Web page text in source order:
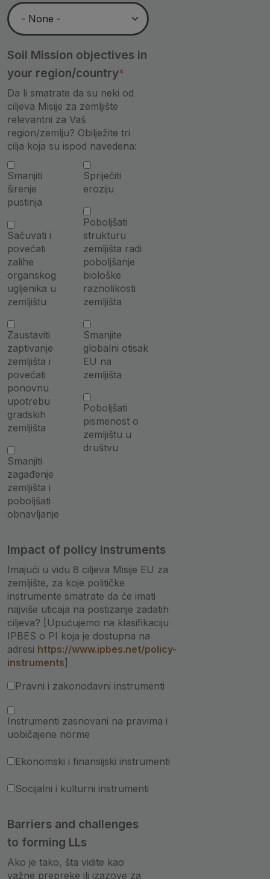
Soil Mission objectives in
your region/country
Da li smatrate da su neki od
ciljeva Misije za zemljište
relevantni za Vaš
region/zemlju? Obilježite tri
cilja koja su ispod navedena:
Smanjiti
širenje
pustinja
Sačuvati i
povećati
zalihe
organskog
ugljenika u
zemljištu
Zaustaviti
zaptivanje
zemljišta i
povećati
ponovnu
upotrebu
gradskih
zemljišta
Smanjiti
zagađenje
zemljišta i
poboljšati
obnavljanje
Spriječiti
eroziju
Poboljšati
strukturu
zemljišta radi
poboljšanje
biološke
raznolikosti
zemljišta
Smanjite
globalni otisak
EU na
zemljišta
Poboljšati
pismenost o
zemljištu u
društvu
Impact of policy instruments
Imajući u vidu 8 ciljeva Misije EU za
zemljište, za koje političke
instrumente smatrate da će imati
najviše uticaja na postizanje zadatih
ciljeva? [Upućujemo na klasifikaciju
IPBES o PI koja je dostupna na
adresi https://www.ipbes.net/policy-
instruments]
Pravni i zakonodavni instrumenti
Instrumenti zasnovani na pravima i
uobičajene norme
Ekonomski i finansijski instrumenti
Socijalni i kulturni instrumenti
Barriers and challenges
to forming LLs
Ako je tako, šta vidite kao
važne prepreke ili izazove za